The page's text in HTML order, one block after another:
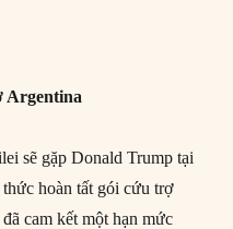
Argentina
sẽ gặp Donald Trump tại
hoàn tất gói cứu trợ
cam kết một hạn mức